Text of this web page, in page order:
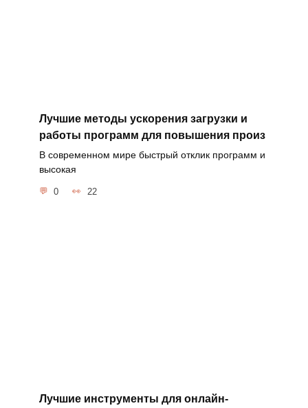
Лучшие методы ускорения загрузки и
работы программ для повышения произ
В современном мире быстрый отклик программ и
высокая
0 22
Лучшие инструменты для онлайн-